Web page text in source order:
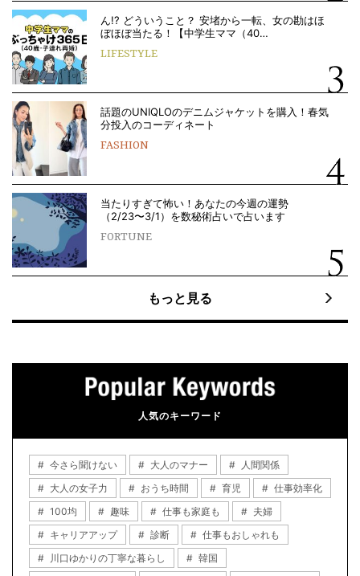
ん!? どういうこと？ 安堵から一転、女の勘はほ
ぼほぼ当たる！【中学生ママ（40…
LIFESTYLE
話題のUNIQLOのデニムジャケットを購入！春気
分投入のコーディネート
FASHION
当たりすぎて怖い！あなたの今週の運勢
（2/23〜3/1）を数秘術占いで占います
FORTUNE
もっと見る
人気のキーワード
今さら聞けない 大人のマナー
人間関係
大人の女子力
おうち時間 育児
仕事効率化
100均
趣味 仕事も家庭も
夫婦
キャリアアップ
診断
仕事もおしゃれも
川口ゆかりの丁寧な暮らし
韓国